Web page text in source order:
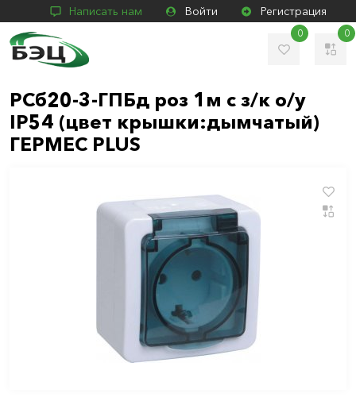
Написать нам Войти Регистрация
0 0
РСб20-3-ГПБд роз 1м с з/к о/у
IP54 (цвет крышки:дымчатый)
ГЕРМЕС PLUS